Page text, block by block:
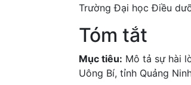
Trường Đại học Điều
Tóm tắt
Mục tiêu: Mô tả sự hài
Uông Bí, tỉnh Quảng